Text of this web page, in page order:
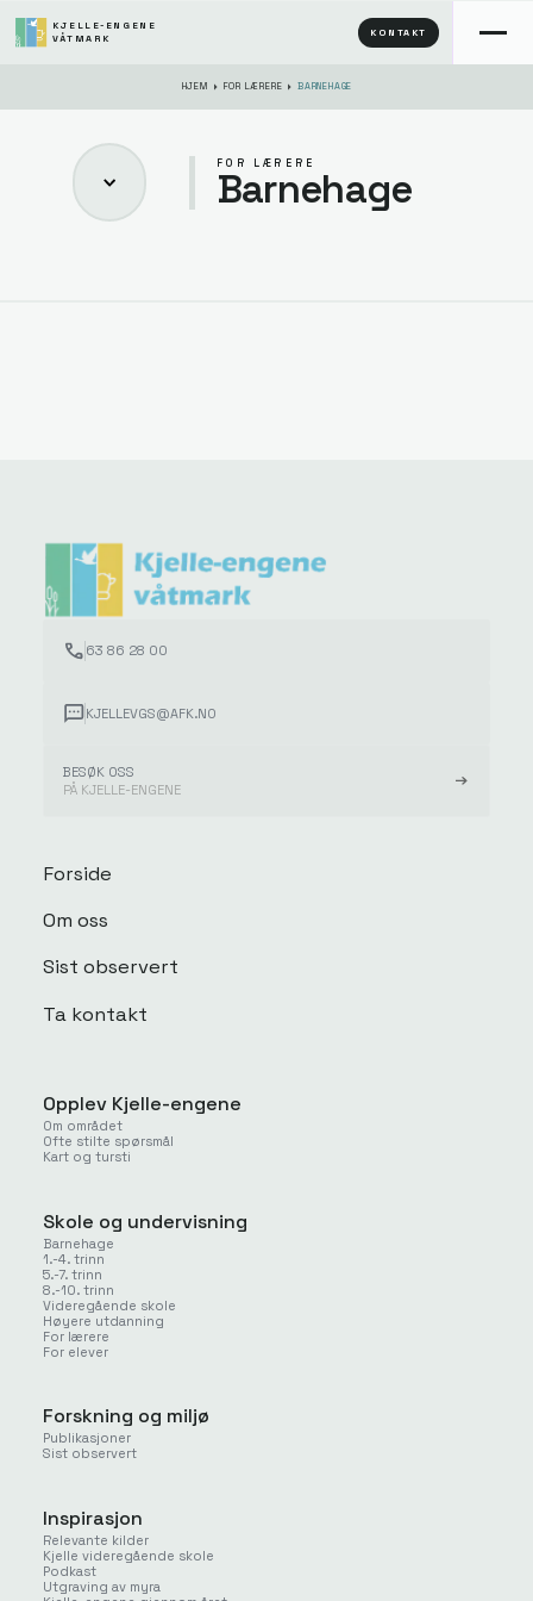
KJELLE-ENGENE
VÅTMARK
KONTAKT
HJEM FOR LÆRERE BARNEHAGE
FOR LÆRERE
Barnehage
63 86 28 00
KJELLEVGS@AFK.NO
BESØK OSS
PÅ KJELLE-ENGENE
Forside
Om oss
Sist observert
Ta kontakt
Opplev Kjelle-engene
Om området
Ofte stilte spørsmål
Kart og tursti
Skole og undervisning
Barnehage
1.-4. trinn
5.-7. trinn
8.-10. trinn
Videregående skole
Høyere utdanning
For lærere
For elever
Forskning og miljø
Publikasjoner
Sist observert
Inspirasjon
Relevante kilder
Kjelle videregående skole
Podkast
Utgraving av myra